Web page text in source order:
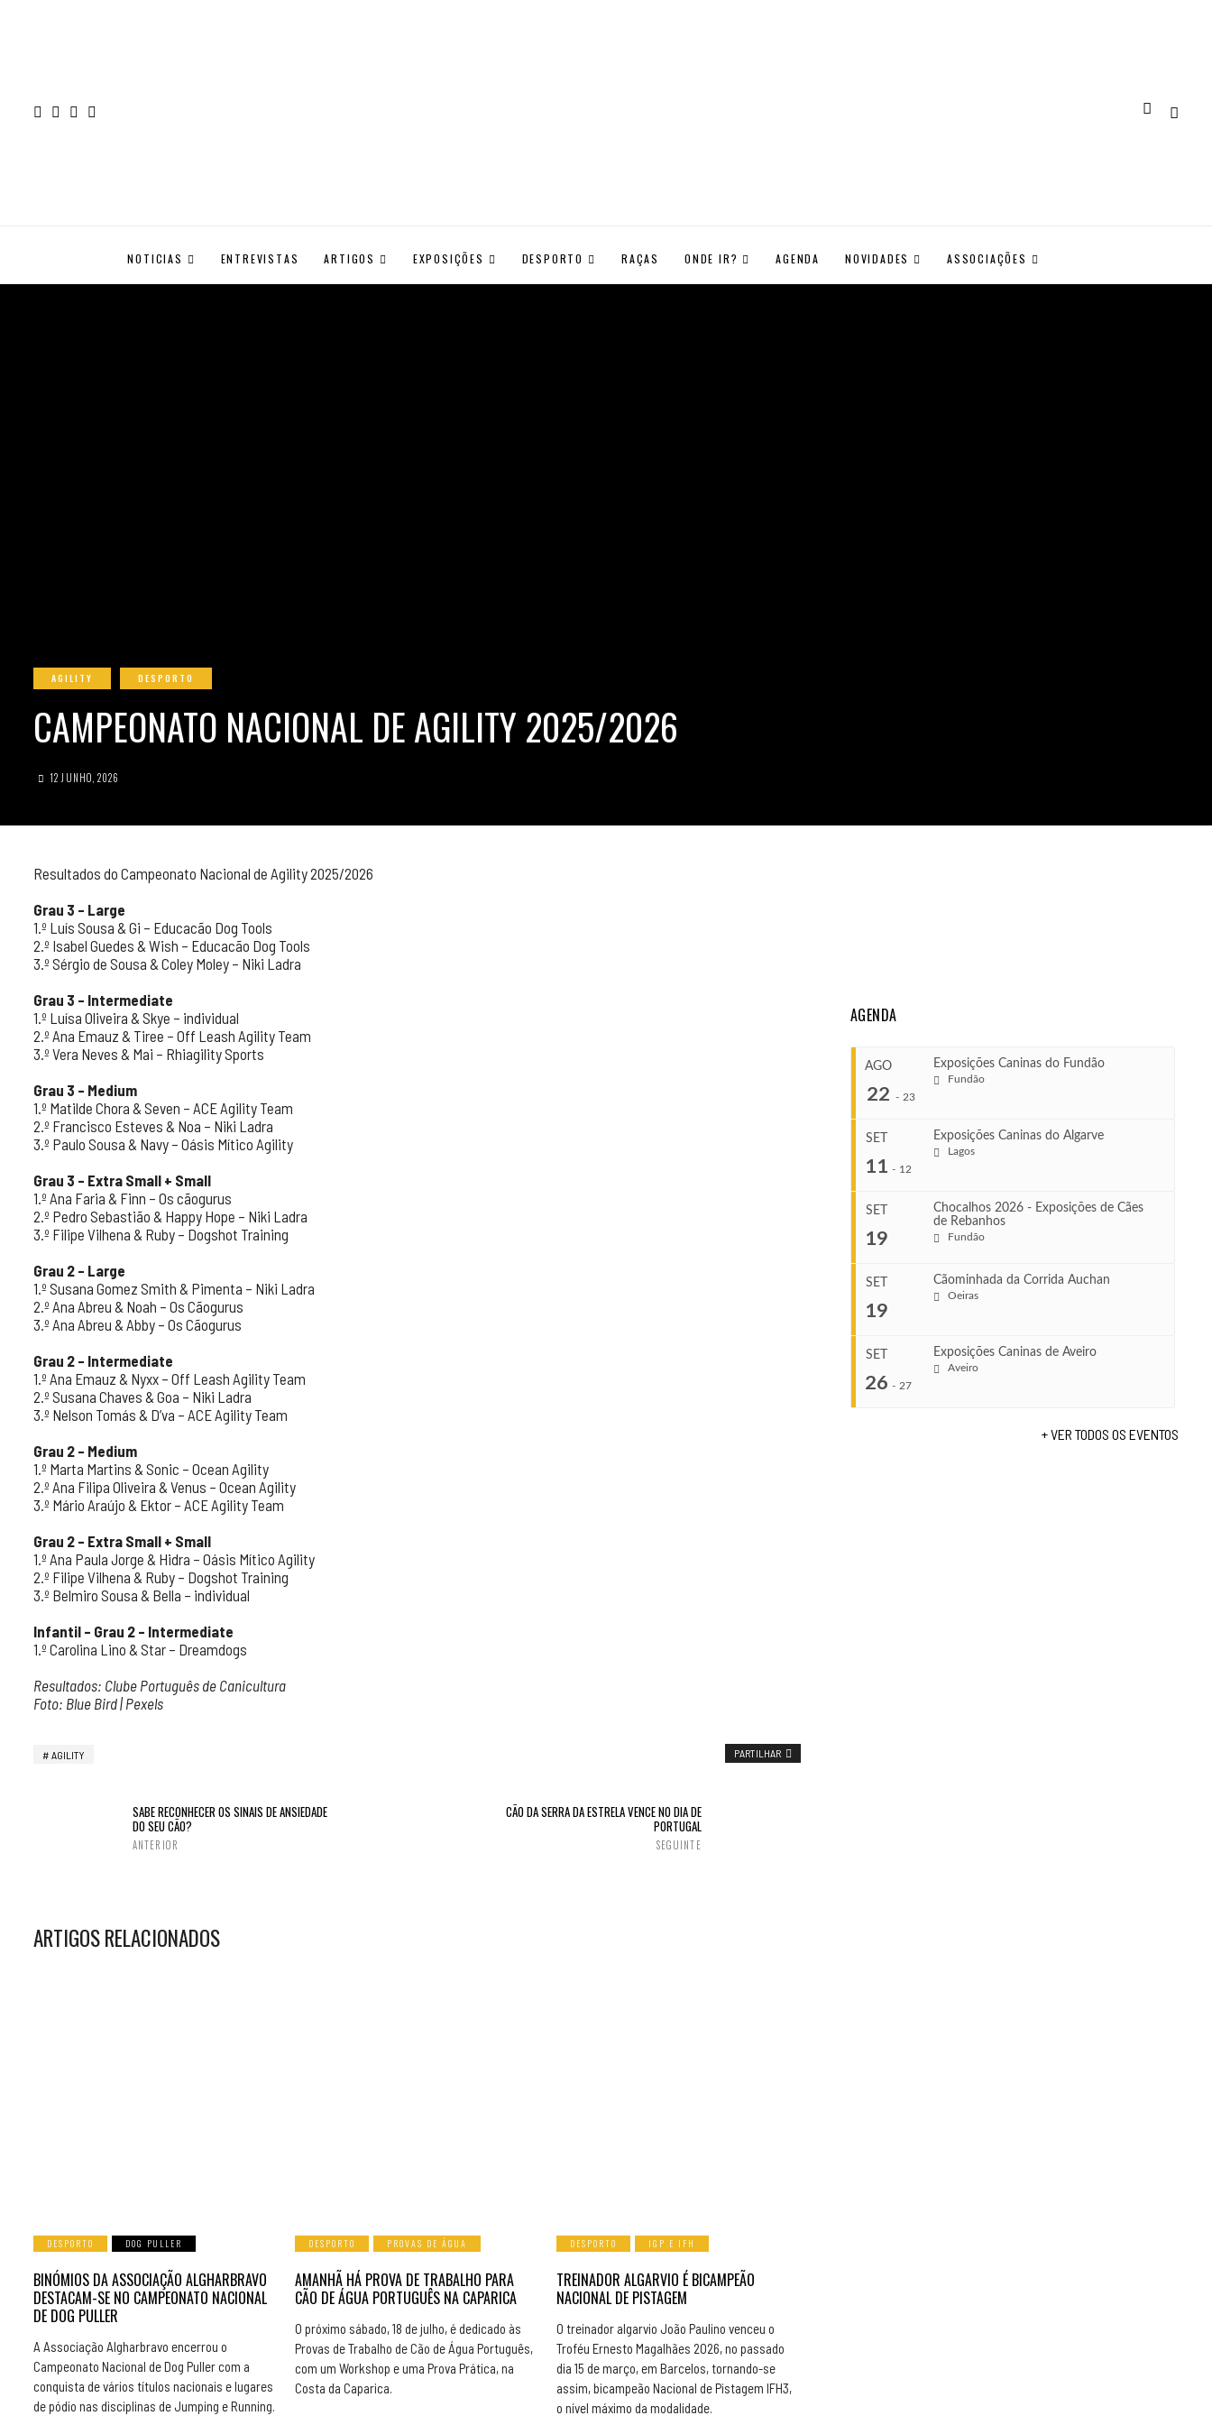
NOTICIAS ENTREVISTAS ARTIGOS EXPOSIÇÕES DESPORTO RAÇAS ONDE IR? AGENDA NOVIDADES ASSOCIAÇÕES
AGILITY DESPORTO
CAMPEONATO NACIONAL DE AGILITY 2025/2026
12 JUNHO, 2026
Resultados do Campeonato Nacional de Agility 2025/2026
Grau 3 – Large
1.º Luís Sousa & Gi – Educacão Dog Tools
2.º Isabel Guedes & Wish – Educacão Dog Tools
3.º Sérgio de Sousa & Coley Moley – Niki Ladra
Grau 3 – Intermediate
1.º Luísa Oliveira & Skye – individual
2.º Ana Emauz & Tiree – Off Leash Agility Team
3.º Vera Neves & Mai – Rhiagility Sports
Grau 3 – Medium
1.º Matilde Chora & Seven – ACE Agility Team
2.º Francisco Esteves & Noa – Niki Ladra
3.º Paulo Sousa & Navy – Oásis Mítico Agility
Grau 3 – Extra Small + Small
1.º Ana Faria & Finn – Os cãogurus
2.º Pedro Sebastião & Happy Hope – Niki Ladra
3.º Filipe Vilhena & Ruby – Dogshot Training
Grau 2 – Large
1.º Susana Gomez Smith & Pimenta – Niki Ladra
2.º Ana Abreu & Noah – Os Cãogurus
3.º Ana Abreu & Abby – Os Cãogurus
Grau 2 – Intermediate
1.º Ana Emauz & Nyxx – Off Leash Agility Team
2.º Susana Chaves & Goa – Niki Ladra
3.º Nelson Tomás & D’va – ACE Agility Team
Grau 2 – Medium
1.º Marta Martins & Sonic – Ocean Agility
2.º Ana Filipa Oliveira & Venus – Ocean Agility
3.º Mário Araújo & Ektor – ACE Agility Team
Grau 2 – Extra Small + Small
1.º Ana Paula Jorge & Hidra – Oásis Mítico Agility
2.º Filipe Vilhena & Ruby – Dogshot Training
3.º Belmiro Sousa & Bella – individual
Infantil – Grau 2 – Intermediate
1.º Carolina Lino & Star – Dreamdogs
Resultados: Clube Português de Canicultura
Foto: Blue Bird | Pexels
AGILITY PARTILHAR
SABE RECONHECER OS SINAIS DE ANSIEDADE
DO SEU CÃO?
ANTERIOR
CÃO DA SERRA DA ESTRELA VENCE NO DIA DE
PORTUGAL
SEGUINTE
ARTIGOS RELACIONADOS
DESPORTO DOG PULLER
BINÓMIOS DA ASSOCIAÇÃO ALGHARBRAVO
DESTACAM-SE NO CAMPEONATO NACIONAL
DE DOG PULLER
A Associação Algharbravo encerrou o
Campeonato Nacional de Dog Puller com a
conquista de vários títulos nacionais e lugares
de pódio nas disciplinas de Jumping e Running.
DESPORTO PROVAS DE ÁGUA
AMANHÃ HÁ PROVA DE TRABALHO PARA
CÃO DE ÁGUA PORTUGUÊS NA CAPARICA
O próximo sábado, 18 de julho, é dedicado às
Provas de Trabalho de Cão de Água Português,
com um Workshop e uma Prova Prática, na
Costa da Caparica.
DESPORTO IGP E IFH
TREINADOR ALGARVIO É BICAMPEÃO
NACIONAL DE PISTAGEM
O treinador algarvio João Paulino venceu o
Troféu Ernesto Magalhães 2026, no passado
dia 15 de março, em Barcelos, tornando-se
assim, bicampeão Nacional de Pistagem IFH3,
o nível máximo da modalidade.
AGENDA
AGO
22 - 23
Exposições Caninas do Fundão
Fundão
Ago 22, 2026
Ago 23, 2026
VENUE
SET
11 - 12
Exposições Caninas do Algarve
Lagos
Set 11, 2026
Set 12, 2026
VENUE
SET
19
Chocalhos 2026 - Exposições de Cães
de Rebanhos
Fundão
COMEÇA
SET
19
Cãominhada da Corrida Auchan
Oeiras
SET
26 - 27
Exposições Caninas de Aveiro
Aveiro
+ VER TODOS OS EVENTOS